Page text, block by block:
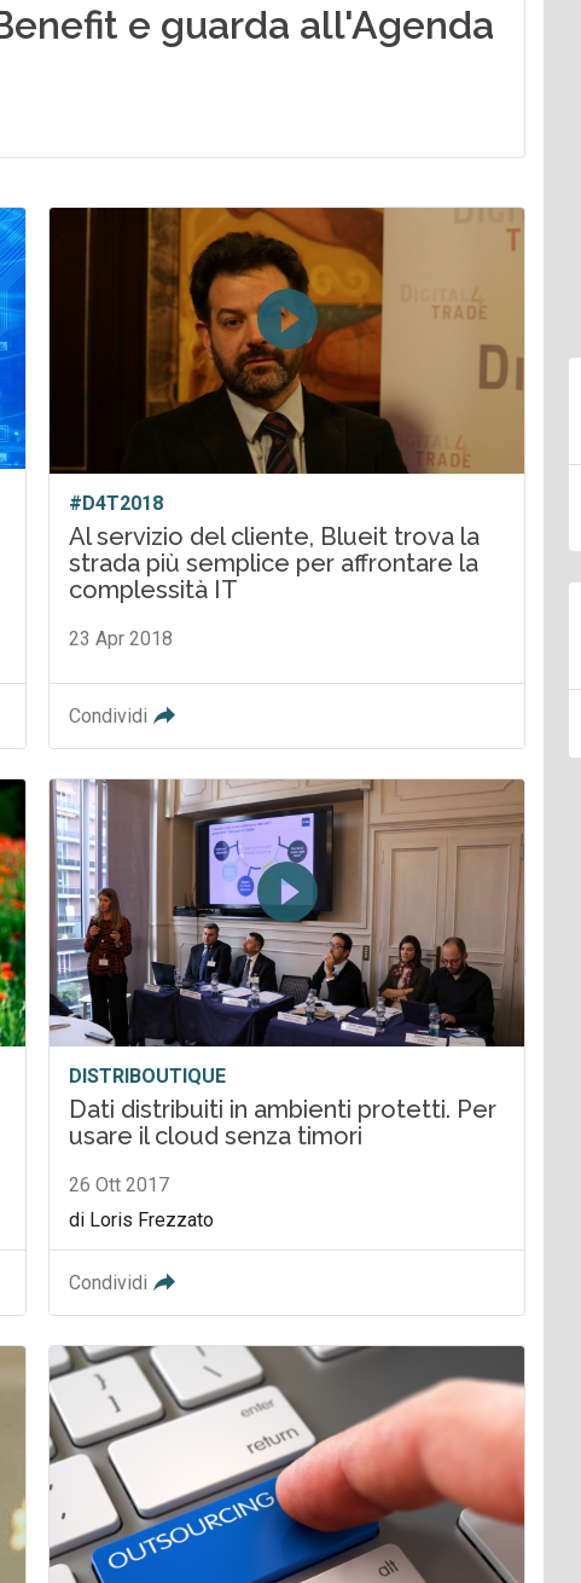
e guarda all'Agenda
#D4T2018
Al servizio del cliente, Blueit trova la
strada più semplice per affrontare la
complessità IT
23 Apr 2018
Condividi
DISTRIBOUTIQUE
Dati distribuiti in ambienti protetti. Per
usare il cloud senza timori
26 Ott 2017
di Loris Frezzato
Condividi